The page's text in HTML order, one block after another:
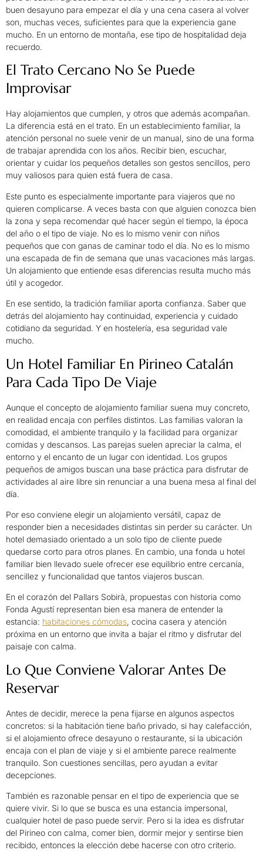
buen desayuno para empezar el día y una cena casera al volver
son, muchas veces, suficientes para que la experiencia gane
mucho. En un entorno de montaña, ese tipo de hospitalidad deja
recuerdo.
El Trato Cercano No Se Puede
Improvisar
Hay alojamientos que cumplen, y otros que además acompañan.
La diferencia está en el trato. En un establecimiento familiar, la
atención personal no suele venir de un manual, sino de una forma
de trabajar aprendida con los años. Recibir bien, escuchar,
orientar y cuidar los pequeños detalles son gestos sencillos, pero
muy valiosos para quien está fuera de casa.
Este punto es especialmente importante para viajeros que no
quieren complicarse. A veces basta con que alguien conozca bien
la zona y sepa recomendar qué hacer según el tiempo, la época
del año o el tipo de viaje. No es lo mismo venir con niños
pequeños que con ganas de caminar todo el día. No es lo mismo
una escapada de fin de semana que unas vacaciones más largas.
Un alojamiento que entiende esas diferencias resulta mucho más
útil y acogedor.
En ese sentido, la tradición familiar aporta confianza. Saber que
detrás del alojamiento hay continuidad, experiencia y cuidado
cotidiano da seguridad. Y en hostelería, esa seguridad vale
mucho.
Un Hotel Familiar En Pirineo Catalán
Para Cada Tipo De Viaje
Aunque el concepto de alojamiento familiar suena muy concreto,
en realidad encaja con perfiles distintos. Las familias valoran la
comodidad, el ambiente tranquilo y la facilidad para organizar
comidas y descansos. Las parejas suelen apreciar la calma, el
entorno y el encanto de un lugar con identidad. Los grupos
pequeños de amigos buscan una base práctica para disfrutar de
actividades al aire libre sin renunciar a una buena mesa al final del
día.
Por eso conviene elegir un alojamiento versátil, capaz de
responder bien a necesidades distintas sin perder su carácter. Un
hotel demasiado orientado a un solo tipo de cliente puede
quedarse corto para otros planes. En cambio, una fonda u hotel
familiar bien llevado suele ofrecer ese equilibrio entre cercanía,
sencillez y funcionalidad que tantos viajeros buscan.
En el corazón del Pallars Sobirà, propuestas con historia como
Fonda Agustí representan bien esa manera de entender la
estancia: habitaciones cómodas, cocina casera y atención
próxima en un entorno que invita a bajar el ritmo y disfrutar del
paisaje con calma.
Lo Que Conviene Valorar Antes De
Reservar
Antes de decidir, merece la pena fijarse en algunos aspectos
concretos: si la habitación tiene baño privado, si hay calefacción,
si el alojamiento ofrece desayuno o restaurante, si la ubicación
encaja con el plan de viaje y si el ambiente parece realmente
tranquilo. Son cuestiones sencillas, pero ayudan a evitar
decepciones.
También es razonable pensar en el tipo de experiencia que se
quiere vivir. Si lo que se busca es una estancia impersonal,
cualquier hotel de paso puede servir. Pero si la idea es disfrutar
del Pirineo con calma, comer bien, dormir mejor y sentirse bien
recibido, entonces la elección debe hacerse con otro criterio.